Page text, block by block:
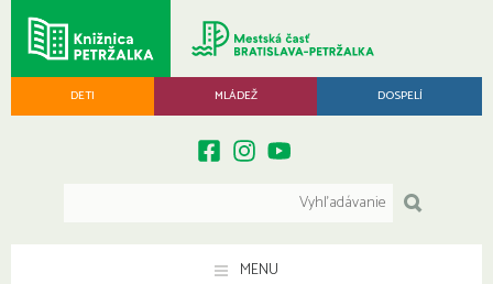
DETI MLÁDEŽ DOSPELÍ
MENU